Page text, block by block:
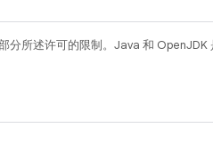
分所述许可的限制。Java 和 OpenJDK